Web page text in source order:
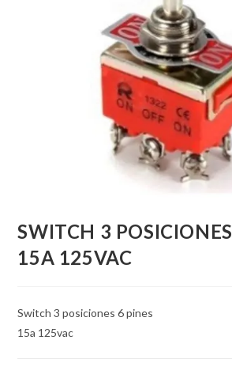
SWITCH 3
15A 125VAC
Switch 3 posiciones 6 pines
15a 125vac